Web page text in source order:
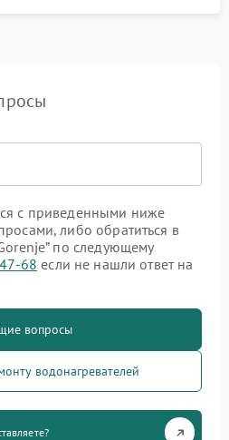
с приведенными ниже
либо обратиться в
по следующему
68 если не нашли ответ на
вопросы
водонагревателей